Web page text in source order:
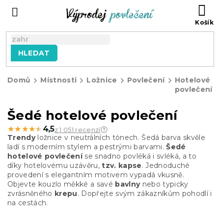
HLEDAT
Domů Místnosti Ložnice Povlečení
Hotelové
povlečení
Šedé hotelové povlečení
★★★★★
★★★★★ 4,5z 1 051 recenzí
Trendy ložnice v neutrálních tónech. Šedá barva skvěle
ladí s moderním stylem a pestrými barvami.Šedé
hotelové povlečeníse snadno povléká i svléká, a to
díky hotelovému uzávěru,tzv. kapse. Jednoduché
provedení s elegantním motivem vypadá vkusně.
Objevte kouzlo měkké a savé bavlnynebo typicky
zvrásněného krepu. Dopřejte svým zákazníkům pohodlí i
na cestách.